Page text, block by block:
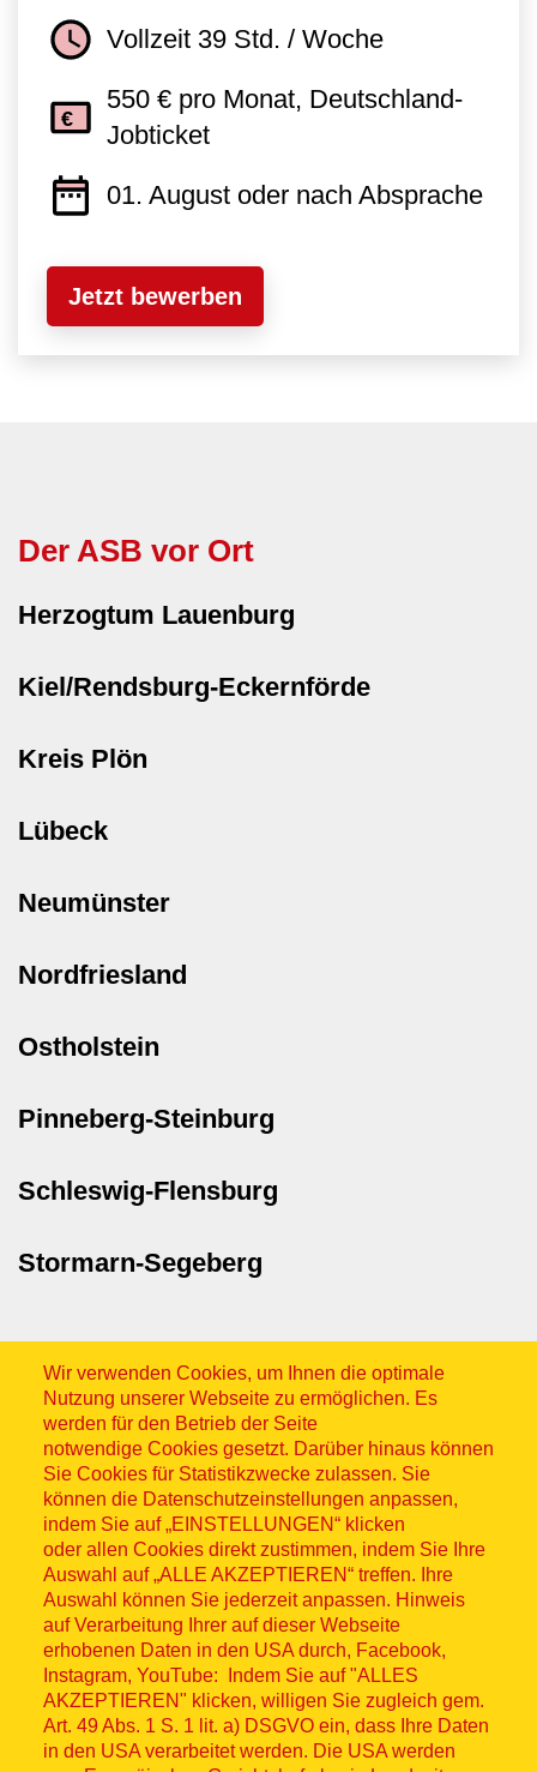
Vollzeit 39 Std. / Woche
550 € pro Monat, Deutschland-
Jobticket
01. August oder nach Absprache
Jetzt bewerben
Der ASB vor Ort
Herzogtum Lauenburg
Kiel/Rendsburg-Eckernförde
Kreis Plön
Lübeck
Neumünster
Nordfriesland
Ostholstein
Pinneberg-Steinburg
Schleswig-Flensburg
Stormarn-Segeberg
Wir verwenden Cookies, um Ihnen die optimale
Nutzung unserer Webseite zu ermöglichen. Es
werden für den Betrieb der Seite
notwendige Cookies gesetzt. Darüber hinaus können
Sie Cookies für Statistikzwecke zulassen. Sie
können die Datenschutzeinstellungen anpassen,
indem Sie auf „EINSTELLUNGEN“ klicken
oder allen Cookies direkt zustimmen, indem Sie Ihre
Auswahl auf „ALLE AKZEPTIEREN“ treffen. Ihre
Auswahl können Sie jederzeit anpassen. Hinweis
auf Verarbeitung Ihrer auf dieser Webseite
erhobenen Daten in den USA durch, Facebook,
Instagram, YouTube: Indem Sie auf "ALLES
AKZEPTIEREN" klicken, willigen Sie zugleich gem.
Art. 49 Abs. 1 S. 1 lit. a) DSGVO ein, dass Ihre Daten
in den USA verarbeitet werden. Die USA werden
Sitemap
© ASB 2026
Fußzeilenmenü
Impressum
Datenschutz